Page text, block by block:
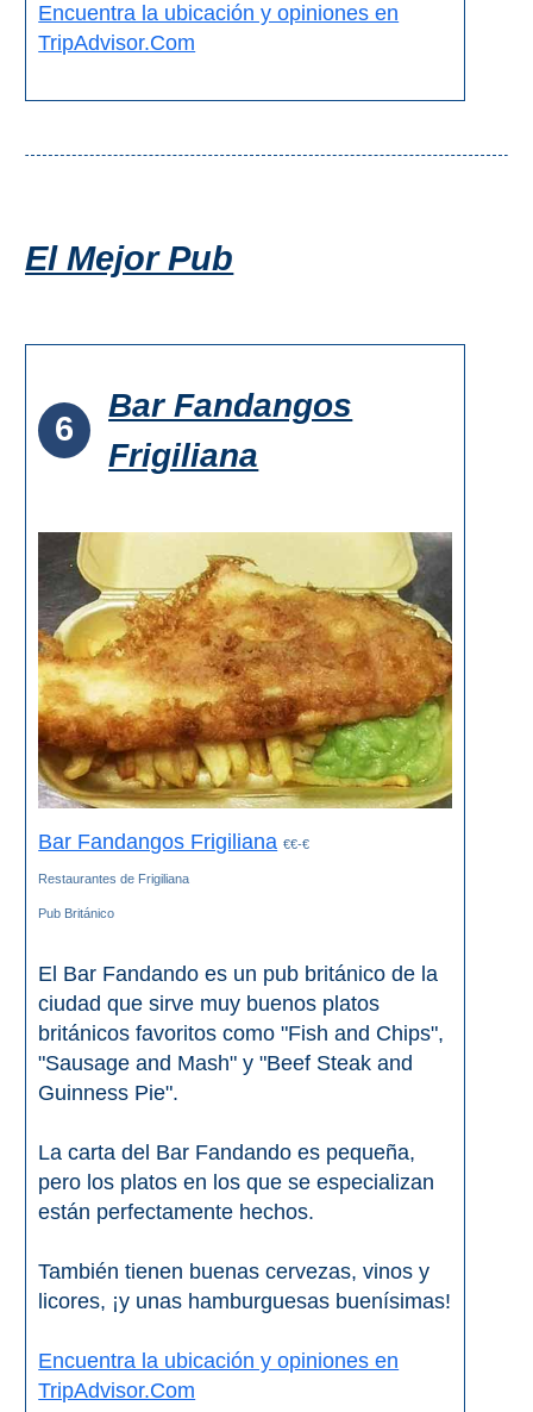
Encuentra la ubicación y opiniones en
TripAdvisor.Com
El Mejor Pub
6
Bar Fandangos
Frigiliana
Bar Fandangos Frigiliana €€-€
Restaurantes de Frigiliana
Pub Británico
El Bar Fandando es un pub británico de la
ciudad que sirve muy buenos platos
británicos favoritos como "Fish and Chips",
"Sausage and Mash" y "Beef Steak and
Guinness Pie".
La carta del Bar Fandando es pequeña,
pero los platos en los que se especializan
están perfectamente hechos.
También tienen buenas cervezas, vinos y
licores, ¡y unas hamburguesas buenísimas!
Encuentra la ubicación y opiniones en
TripAdvisor.Com